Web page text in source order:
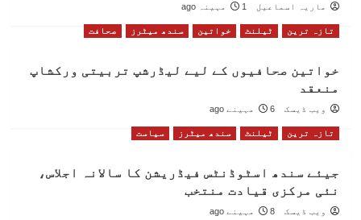
ماریہ اسماعیل 1 مہینہ ago
تازہ ترین ٹیلنٹ خواتین سندھ میٹرز صحافت
خواتین صحافیوں کے لیے لیڈرشپ تربیتی ورکشاپ
منعقد
ویب ڈیسک 6 مہینے ago
تازہ ترین ٹیلنٹ سندھ میٹرز سیاست
جیئے سندھ اسٹوڈنٹس فیڈریشن کا سالانہ اجلاس،
نئی مرکزی قیادت منتخب
ویب ڈیسک 8 مہینے ago